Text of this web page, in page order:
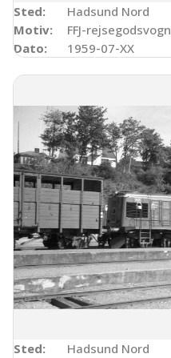
Sted:
Hadsund Nord
Motiv:
FFJ-rejsegodsvogn
Dato:
1959-07-XX
Sted:
Hadsund Nord